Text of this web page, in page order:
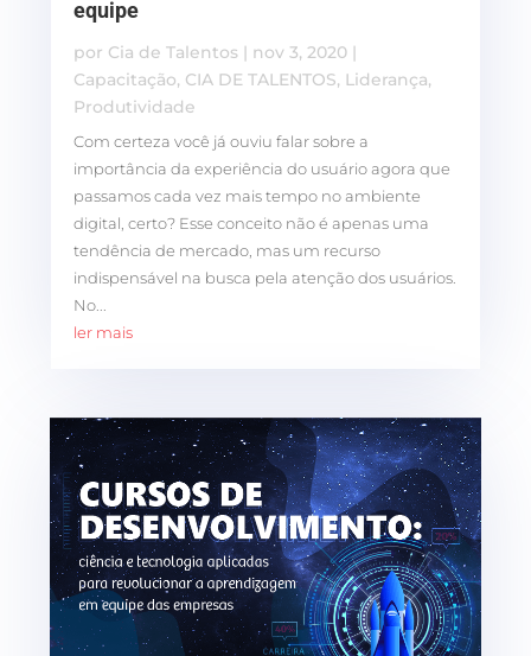
equipe
por Cia de Talentos| nov 3, 2020|
Capacitação, CIA DE TALENTOS, Liderança,
Produtividade
Com certeza você já ouviu falar sobre a
importância da experiência do usuário agora que
passamos cada vez mais tempo no ambiente
digital, certo? Esse conceito não é apenas uma
tendência de mercado, mas um recurso
indispensável na busca pela atenção dos usuários.
No...
ler mais